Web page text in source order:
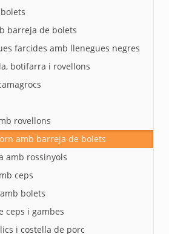
barreja de bolets
farcides amb llenegues negres
botifarra i rovellons
rovellons
amb barreja de bolets
amb rossinyols
ceps
bolets
ceps i gambes
i costella de porc